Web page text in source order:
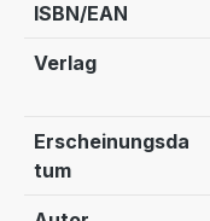
ISBN/EAN
Verlag
Erscheinungsda
tum